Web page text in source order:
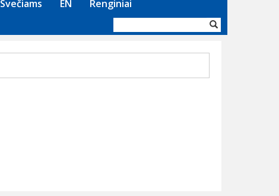
Svečiams EN Renginiai
forma